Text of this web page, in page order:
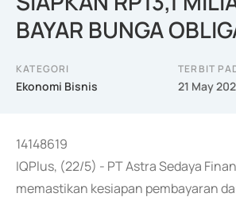
BAYAR BUNGA
KATEGORI
Ekonomi Bisnis
TERBIT
21 May
14148619
IQPlus, (22/5) - PT Astra Sedaya
memastikan kesiapan pembayaran